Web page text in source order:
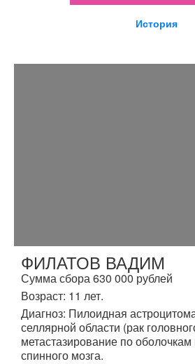
История
ФИЛАТОВ ВАДИМ
Сумма сбора 630 000 рублей
Возраст: 11 лет.
Диагноз: Пилоидная
селлярной области (рак
метастазирование по оболочкам
спинного мозга.